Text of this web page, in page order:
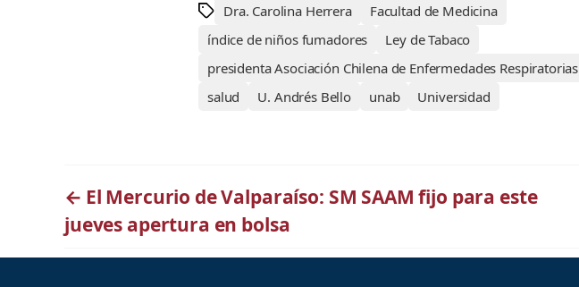
Dra. Carolina Herrera
Facultad de Medicina
índice de niños fumadores
Ley de Tabaco
presidenta Asociación Chilena de Enfermedades Respiratorias
salud
U. Andrés Bello unab Universidad
← El Mercurio de Valparaíso: SM SAAM fijo para este
jueves apertura en bolsa